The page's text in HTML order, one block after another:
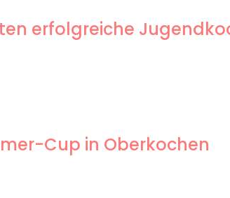
erfolgreiche
Cup in Oberkochen